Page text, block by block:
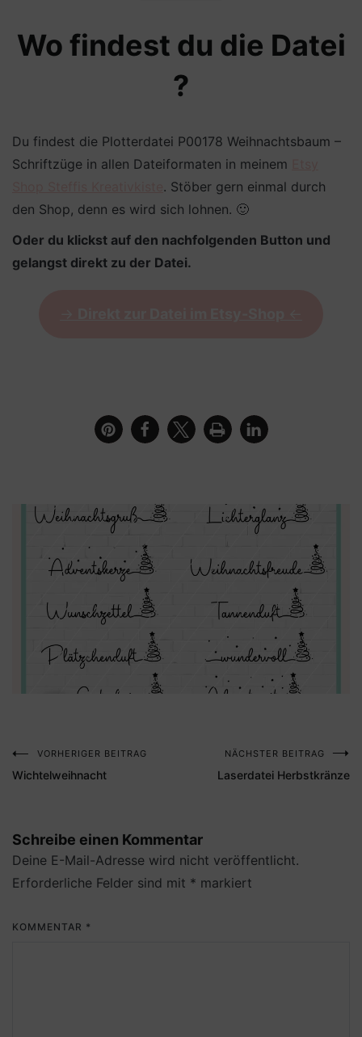
Wo findest du die Datei
?
Du findest die Plotterdatei P00178 Weihnachtsbaum –
Schriftzüge in allen Dateiformaten in meinem
. Stöber gern einmal durch
den Shop, denn es wird sich lohnen. 🙂
Oder du klickst auf den nachfolgenden Button und
gelangst direkt zu der Datei.
Beitragsnavigation
VORHERIGER BEITRAG
Wichtelweihnacht
NÄCHSTER BEITRAG
Laserdatei Herbstkränze
Schreibe einen Kommentar
Deine E-Mail-Adresse wird nicht veröffentlicht.
Erforderliche Felder sind mit * markiert
KOMMENTAR *